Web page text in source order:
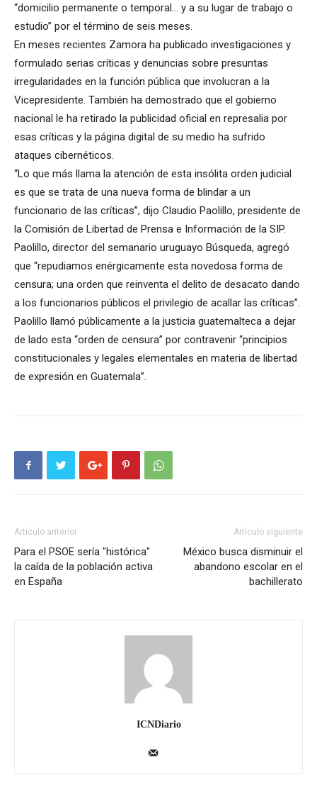
“domicilio permanente o temporal… y a su lugar de trabajo o
estudio” por el término de seis meses.
En meses recientes Zamora ha publicado investigaciones y
formulado serias críticas y denuncias sobre presuntas
irregularidades en la función pública que involucran a la
Vicepresidente. También ha demostrado que el gobierno
nacional le ha retirado la publicidad oficial en represalia por
esas críticas y la página digital de su medio ha sufrido
ataques cibernéticos.
“Lo que más llama la atención de esta insólita orden judicial
es que se trata de una nueva forma de blindar a un
funcionario de las críticas”, dijo Claudio Paolillo, presidente de
la Comisión de Libertad de Prensa e Información de la SIP.
Paolillo, director del semanario uruguayo Búsqueda, agregó
que “repudiamos enérgicamente esta novedosa forma de
censura; una orden que reinventa el delito de desacato dando
a los funcionarios públicos el privilegio de acallar las críticas”.
Paolillo llamó públicamente a la justicia guatemalteca a dejar
de lado esta “orden de censura” por contravenir “principios
constitucionales y legales elementales en materia de libertad
de expresión en Guatemala”.
Artículo anterior
Para el PSOE sería "histórica"
la caída de la población activa
en España
Artículo siguiente
México busca disminuir el
abandono escolar en el
bachillerato
ICNDiario